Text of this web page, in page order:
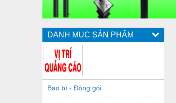
DANH MỤC SẢN PHẨM
Bao bì - Đóng gói